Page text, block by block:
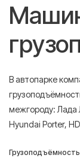
В автопарке
межгороду: Лада
Hyundai Porter,